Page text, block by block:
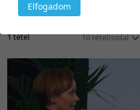
1 tétel
10 tétel/oldal
5 tétel/oldal
10 tétel/oldal
20 tétel/oldal
Elfogadom